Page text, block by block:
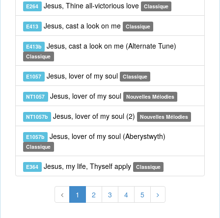
E264 Jesus, Thine all-victorious love Classique
E413 Jesus, cast a look on me Classique
E413b Jesus, cast a look on me (Alternate Tune)
Classique
E1057 Jesus, lover of my soul Classique
NT1057 Jesus, lover of my soul Nouvelles Mélodies
NT1057b Jesus, lover of my soul (2) Nouvelles Mélodies
E1057b Jesus, lover of my soul (Aberystwyth)
Classique
E364 Jesus, my life, Thyself apply Classique
1 2 3 4 5